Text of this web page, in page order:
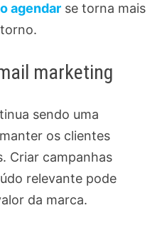
agendarse torna mais
marketing
sendo uma
os clientes
Criar campanhas
relevante pode
da marca.